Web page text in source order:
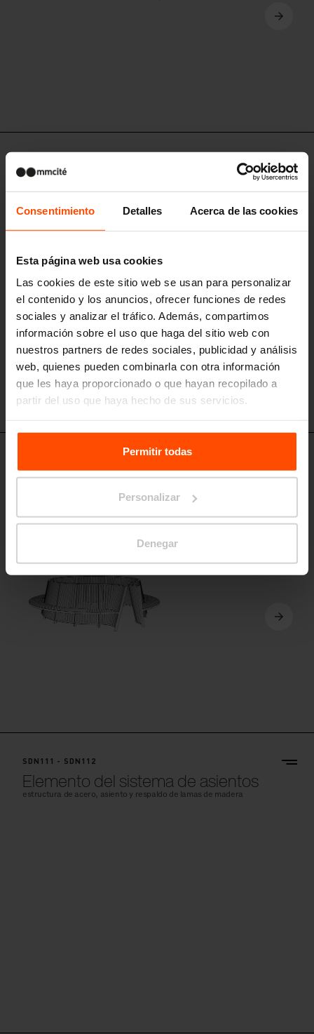
Consentimiento Detalles Acerca de las cookies
Esta página web usa cookies
Las cookies de este sitio web se usan para personalizar
el contenido y los anuncios, ofrecer funciones de redes
sociales y analizar el tráfico. Además, compartimos
información sobre el uso que haga del sitio web con
nuestros partners de redes sociales, publicidad y análisis
web, quienes pueden combinarla con otra información
que les haya proporcionado o que hayan recopilado a
partir del uso que haya hecho de sus servicios.
Para más información, visitePrinciples Relating to the
Processing Personal Data.Permitir todas
Personalizar
Denegar
Banco de parque con respaldo
estructura de acero, asiento y respaldo de lamas de madera
Elemento del sistema de asientos
estructura de acero, asiento y respaldo de lamas de madera
SDN111 - SDN112
Elemento del sistema de asientos
estructura de acero, asiento y respaldo de lamas de madera